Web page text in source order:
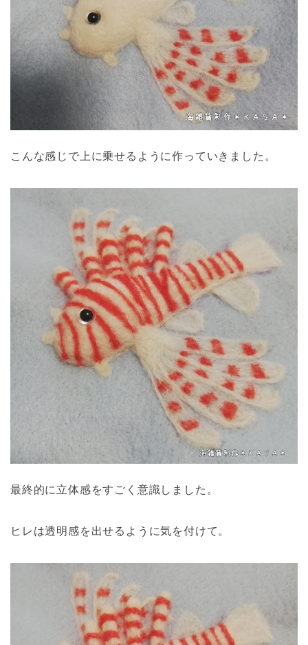
こんな感じで上に乗せるように作っていきました。
最終的に立体感をすごく意識しました。
ヒレは透明感を出せるように気を付けて。